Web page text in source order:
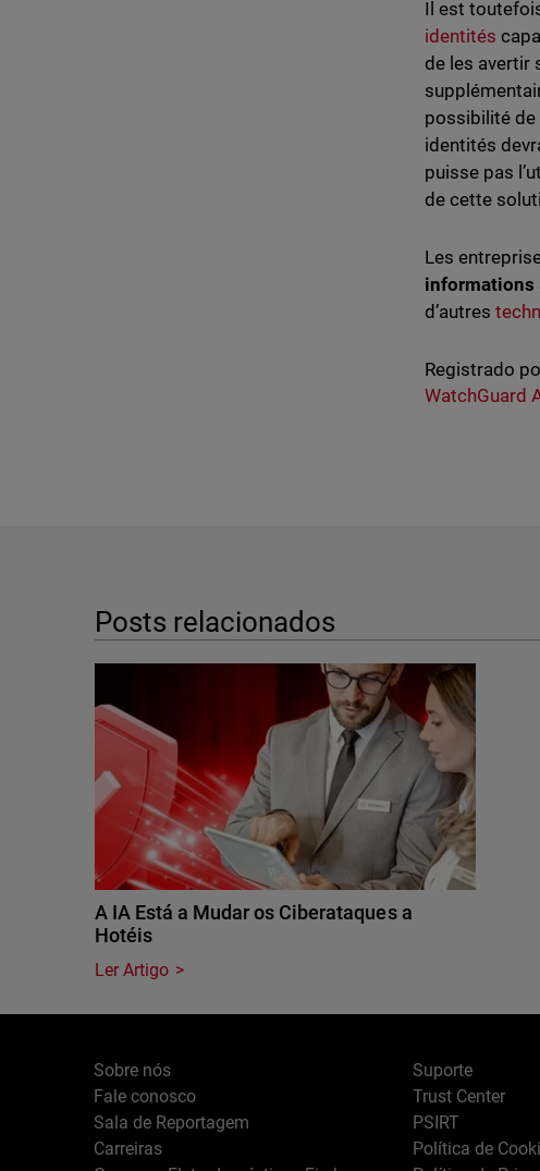
Il est
identités
de les avertir
possibilité de
identités
puisse pas
de cette
Les
informations
d’autres
Registrado
WatchGuard
Posts relacionados
A IA Está a Mudar os Ciberataques a
Hotéis
Ler Artigo
Sobre nós
Fale conosco
Sala de Reportagem
Carreiras
Suporte
Trust Center
PSIRT
Política de